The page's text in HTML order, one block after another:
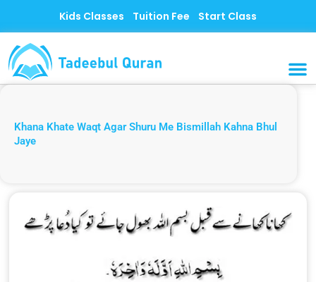
content
Kids Classes Tuition Fee Start Class
Khana Khate Waqt Agar Shuru Me Bismillah Kahna Bhul
Jaye